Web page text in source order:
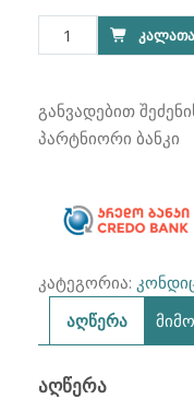
price
was:
რაოდენობა:
TCL
09CHSA/XA21
(25-
განვადებით
პარტნიორი ბანკი
კატეგორია:
აღწერა
ᲐᲦᲬᲔᲠᲐ